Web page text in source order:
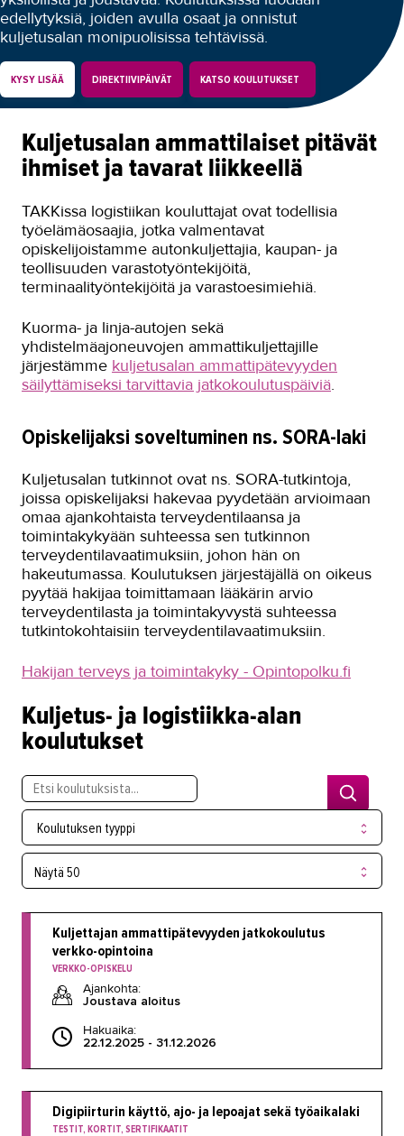
Kasvatus- ja ohjausala
Kiinteistönvälitys ja isännöinti
Kone- ja tuotantotekniikka
Kuljetus ja logistiikka
Direktiivikoulutus yrityksen
tarpeeseen
Uusi ura Suomessa
Yhdistelmäajoneuvonkuljettajaksi
ennätysajassa
kuljetusalalla
Kuljettajaksi armeijan jälkeen
Kumitekniikka
Liiketalous ja kaupan ala
Maarakennus
Matkailu- ja ravitsemisala
Media-ala ja viestintätekniikka
Palvelumuotoilu ja tuotekehitys
Puhtaus, kotityö ja välinehuolto
Rakentaminen
Sisustaminen ja pintakäsittely
Sosiaali- ja terveysala
Talotekniikka ja kylmäala
Urheiluhieronta
Työyhteisö ja työura
Ympäristöala
Koulutusopas
edellytyksiä, joiden avulla osaat ja onnistut
kuljetusalan monipuolisissa tehtävissä.
KYSY LISÄÄ DIREKTIIVIPÄIVÄT KATSO KOULUTUKSET
Kuljetusalan ammattilaiset pitävät
ihmiset ja tavarat liikkeellä
TAKKissa logistiikan kouluttajat ovat todellisia
työelämäosaajia, jotka valmentavat
opiskelijoistamme autonkuljettajia, kaupan- ja
teollisuuden varastotyöntekijöitä,
terminaalityöntekijöitä ja varastoesimiehiä.
Kuorma- ja linja-autojen sekä
yhdistelmäajoneuvojen ammattikuljettajille
järjestämme kuljetusalan ammattipätevyyden
säilyttämiseksi tarvittavia jatkokoulutuspäiviä.
Opiskelijaksi soveltuminen ns. SORA-laki
Kuljetusalan tutkinnot ovat ns. SORA-tutkintoja,
joissa opiskelijaksi hakevaa pyydetään arvioimaan
omaa ajankohtaista terveydentilaansa ja
toimintakykyään suhteessa sen tutkinnon
terveydentilavaatimuksiin, johon hän on
hakeutumassa. Koulutuksen järjestäjällä on oikeus
pyytää hakijaa toimittamaan lääkärin arvio
terveydentilasta ja toimintakyvystä suhteessa
tutkintokohtaisiin terveydentilavaatimuksiin.
Hakijan terveys ja toimintakyky - Opintopolku.fi
Kuljetus- ja logistiikka-alan
koulutukset
Koulutuksen tyyppi
Kuljettajan ammattipätevyyden jatkokoulutus
verkko-opintoina
VERKKO-OPISKELU
Ajankohta:
Joustava aloitus
Hakuaika:
22.12.2025 - 31.12.2026
Digipiirturin käyttö, ajo- ja lepoajat sekä työaikalaki
TESTIT, KORTIT, SERTIFIKAATIT